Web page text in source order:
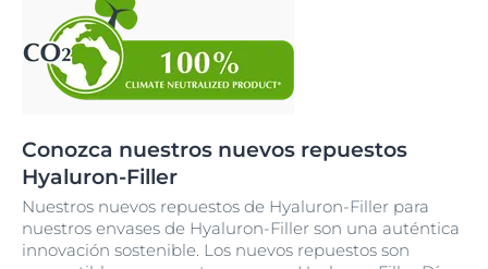
Conozca nuestros nuevos repuestos
Hyaluron-Filler
Nuestros nuevos repuestos de Hyaluron-Filler para
nuestros envases de Hyaluron-Filler son una auténtica
innovación sostenible. Los nuevos repuestos son